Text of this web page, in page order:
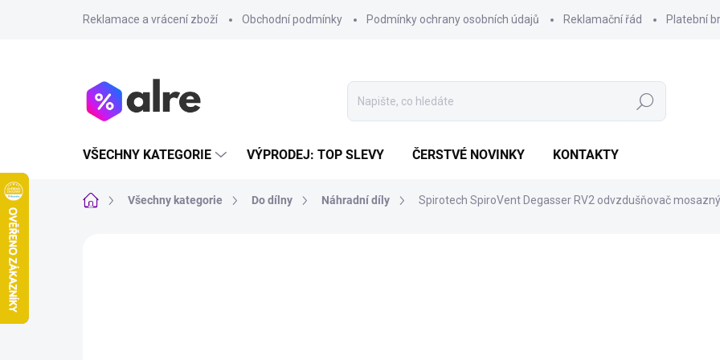
Reklamace a vrácení zboží Obchodní podmínky Podmínky ochrany osobních údajů Reklamační řád Platební
Hledat
VŠECHNY KATEGORIE VÝPRODEJ: TOP SLEVY ČERSTVÉ NOVINKY KONTAKTY
Domů Všechny kategorie Do dílny Náhradní díly Spirotech SpiroVent Degasser RV2 odvzdušňovač